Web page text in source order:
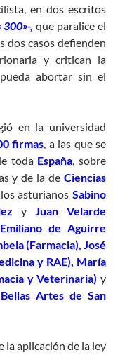
en dos escritos
300»-, que paralice el
dos casos defienden
y critican la
abortar sin el
en la universidad
firmas, a las que se
toda España, sobre
y de la de Ciencias
asturianos Sabino
y Juan Velarde
Emiliano de Aguirre
(Farmacia), José
y RAE), María
y Veterinaria) y
Artes de San
la aplicación de la ley